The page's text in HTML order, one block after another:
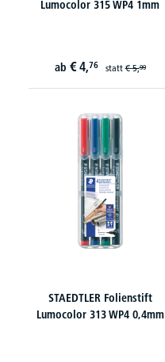
Lumocolor 315 WP4 1mm
ab € 4,76 statt€ 5,99
STAEDTLER Folienstift
Lumocolor 313 WP4 0,4mm